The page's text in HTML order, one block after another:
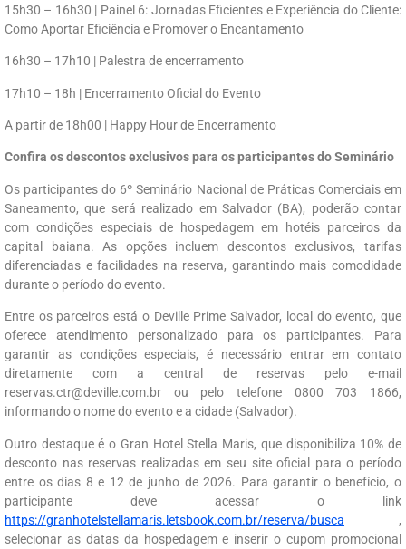
15h30 – 16h30 | Painel 6: Jornadas Eficientes e Experiência do Cliente:
Como Aportar Eficiência e Promover o Encantamento
16h30 – 17h10 | Palestra de encerramento
17h10 – 18h | Encerramento Oficial do Evento
A partir de 18h00 | Happy Hour de Encerramento
Confira os descontos exclusivos para os participantes do Seminário
Os participantes do 6º Seminário Nacional de Práticas Comerciais em
Saneamento, que será realizado em Salvador (BA), poderão contar
com condições especiais de hospedagem em hotéis parceiros da
capital baiana. As opções incluem descontos exclusivos, tarifas
diferenciadas e facilidades na reserva, garantindo mais comodidade
durante o período do evento.
Entre os parceiros está o Deville Prime Salvador, local do evento, que
oferece atendimento personalizado para os participantes. Para
garantir as condições especiais, é necessário entrar em contato
diretamente com a central de reservas pelo e-mail
reservas.ctr@deville.com.br ou pelo telefone 0800 703 1866,
informando o nome do evento e a cidade (Salvador).
Outro destaque é o Gran Hotel Stella Maris, que disponibiliza 10% de
desconto nas reservas realizadas em seu site oficial para o período
entre os dias 8 e 12 de junho de 2026. Para garantir o benefício, o
participante deve acessar o link
https://granhotelstellamaris.letsbook.com.br/reserva/busca ,
selecionar as datas da hospedagem e inserir o cupom promocional